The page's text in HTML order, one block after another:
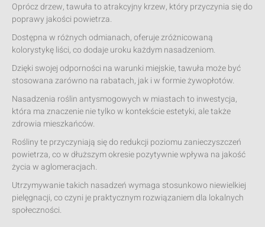
Oprócz drzew, tawuła to atrakcyjny krzew, który przyczynia się do
poprawy jakości powietrza.
Dostępna w różnych odmianach, oferuje zróżnicowaną
kolorystykę liści, co dodaje uroku każdym nasadzeniom.
Dzięki swojej odporności na warunki miejskie, tawuła może być
stosowana zarówno na rabatach, jak i w formie żywopłotów.
Nasadzenia roślin antysmogowych w miastach to inwestycja,
która ma znaczenie nie tylko w kontekście estetyki, ale także
zdrowia mieszkańców.
Rośliny te przyczyniają się do redukcji poziomu zanieczyszczeń
powietrza, co w dłuższym okresie pozytywnie wpływa na jakość
życia w aglomeracjach.
Utrzymywanie takich nasadzeń wymaga stosunkowo niewielkiej
pielęgnacji, co czyni je praktycznym rozwiązaniem dla lokalnych
społeczności.